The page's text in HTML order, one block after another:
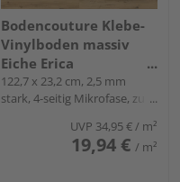
Bodencouture Klebe-
Vinylboden massiv
Eiche Erica
Landhausdiele - x-
cellent
122,7 x 23,2 cm, 2,5 mm
stark, 4-seitig Mikrofase, zum
UVP 34,95 €/ m²
19,94 € / m²